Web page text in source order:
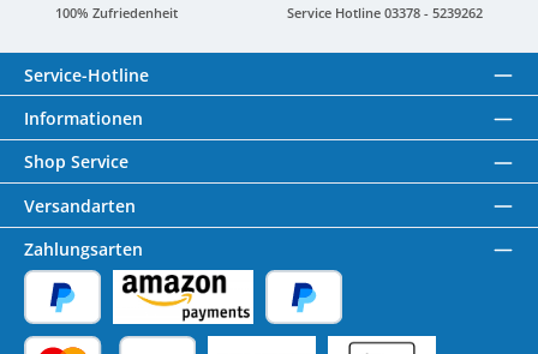
100% Zufriedenheit Service Hotline 03378 - 5239262
Service-Hotline
Informationen
Shop Service
Versandarten
Zahlungsarten
PayPal Amazon Pay Später Bezahlen